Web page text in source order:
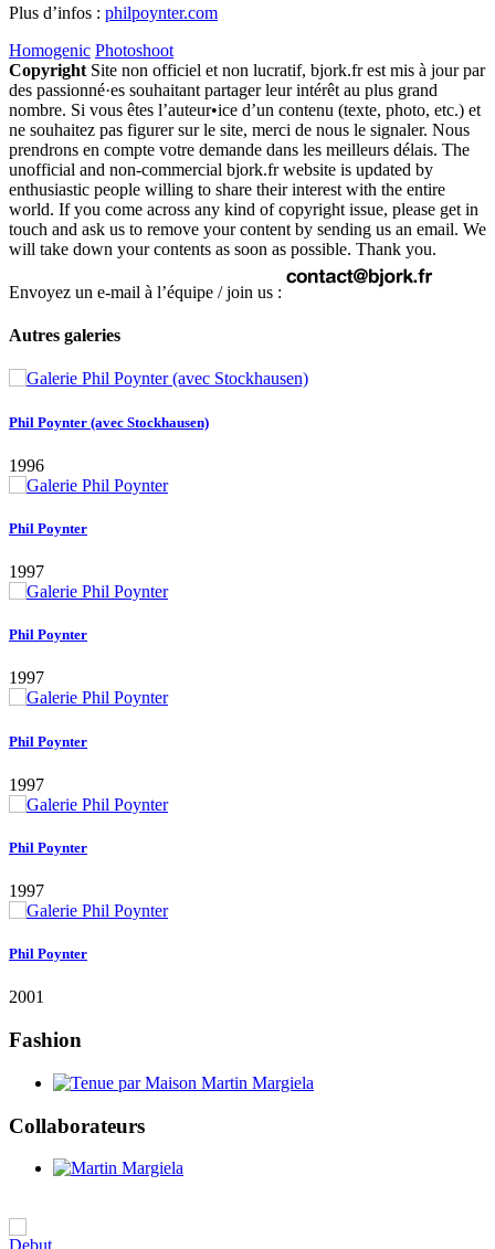
Plus d’infos : philpoynter.com
Homogenic Photoshoot
Copyright Site non officiel et non lucratif, bjork.fr est mis à jour par
des passionné·es souhaitant partager leur intérêt au plus grand
nombre. Si vous êtes l’auteur•ice d’un contenu (texte, photo, etc.) et
ne souhaitez pas figurer sur le site, merci de nous le signaler. Nous
prendrons en compte votre demande dans les meilleurs délais. The
unofficial and non-commercial bjork.fr website is updated by
enthusiastic people willing to share their interest with the entire
world. If you come across any kind of copyright issue, please get in
touch and ask us to remove your content by sending us an email. We
will take down your contents as soon as possible. Thank you.
Envoyez un e-mail à l’équipe / join us :
Autres galeries
Fashion
Collaborateurs